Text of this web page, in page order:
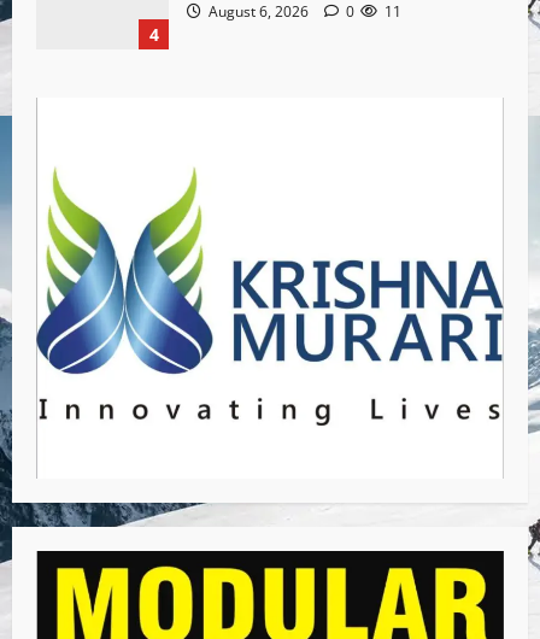
4
August 6, 2026 0 11